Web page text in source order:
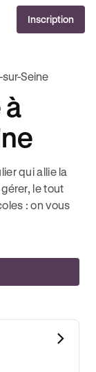
!J'EN PROFITE !
Inscription
Seine
qui allie la
le tout
: on vous